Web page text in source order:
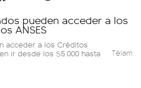
acceder a los Créditos
ir desde los $5.000 hasta Télam